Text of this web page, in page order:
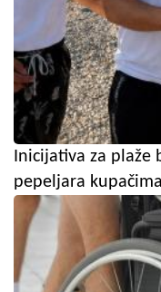
Inicijativa za plaže
pepeljara